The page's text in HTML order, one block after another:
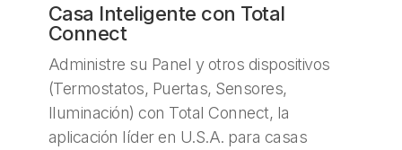
Casa Inteligente con Total
Connect
Administre su Panel y otros dispositivos
(Termostatos, Puertas, Sensores,
Iluminación) con Total Connect, la
aplicación líder en U.S.A. para casas